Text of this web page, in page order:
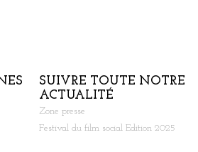
SUIVRE TOUTE NOTRE
ACTUALITÉ
Zone presse
Festival du film social Edition 2025